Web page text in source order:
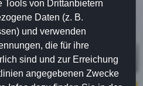
wie in der
dargelegt, zur Beantwortung
verarbeitet werden.
Tools von Drittanbietern
Daten (z. B.
und verwenden
die für ihre
sind und zur Erreichung
angegebenen Zwecke